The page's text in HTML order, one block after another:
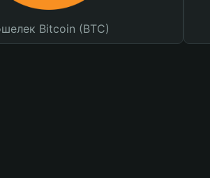
Bitcoin (BTC)